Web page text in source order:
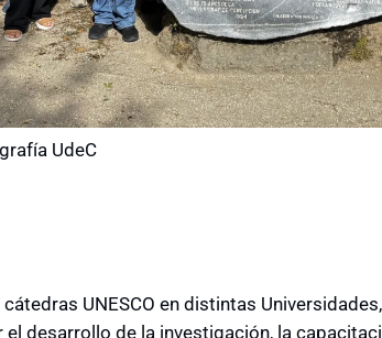
UdeC
UNESCO en distintas
el desarrollo de la investigación, la